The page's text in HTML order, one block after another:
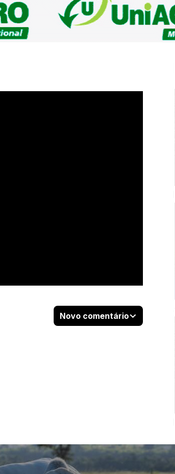
Novo comentário